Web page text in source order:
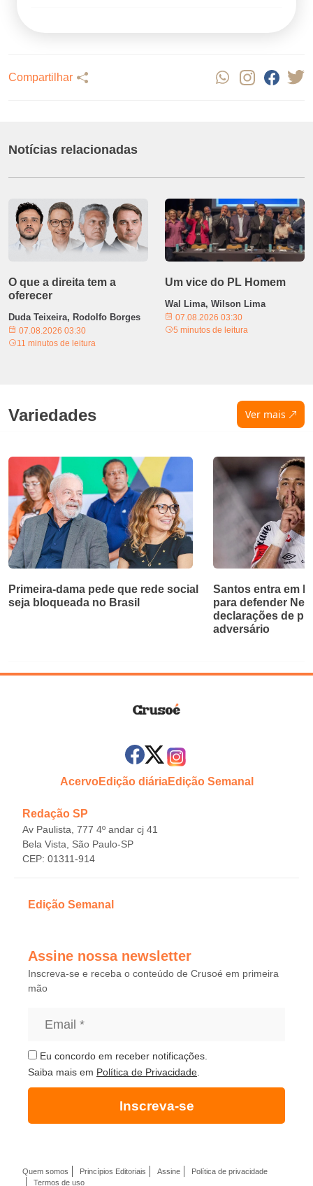
Compartilhar
Notícias relacionadas
O que a direita tem a
oferecer
Duda Teixeira, Rodolfo Borges
07.08.2026 03:30
11 minutos de leitura
Um vice do PL Homem
Wal Lima, Wilson Lima
07.08.2026 03:30
5 minutos de leitura
Variedades Ver mais
Primeira-dama pede que rede social
seja bloqueada no Brasil
Santos entra em
para defender
declarações de
adversário
AcervoEdição diáriaEdição Semanal
Redação SP
Av Paulista, 777 4º andar cj 41
Bela Vista, São Paulo-SP
CEP: 01311-914
Edição Semanal
Assine nossa newsletter
Inscreva-se e receba o conteúdo de Crusoé em primeira
mão
Eu concordo em receber notificações.
Saiba mais em Política de Privacidade.
Inscreva-se
Quem somos Princípios Editoriais Assine
Política de privacidade
Termos de uso